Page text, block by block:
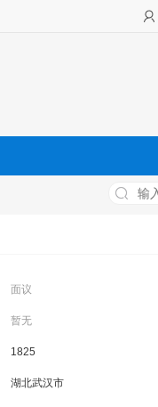
面议
暂无
1825
湖北武汉市